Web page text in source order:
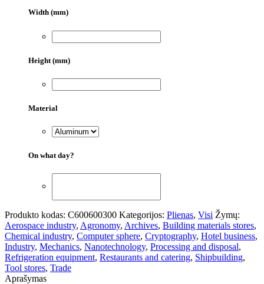
Width (mm)
Height (mm)
Material
On what day?
Produkto kodas: С600600300 Kategorijos: Plienas, Visi Žymų:
Aerospace industry, Agronomy, Archives, Building materials stores,
Chemical industry, Computer sphere, Cryptography, Hotel business,
Industry, Mechanics, Nanotechnology, Processing and disposal,
Refrigeration equipment, Restaurants and catering, Shipbuilding,
Tool stores, Trade
Aprašymas